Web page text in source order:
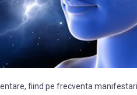
fiind pe frecventa